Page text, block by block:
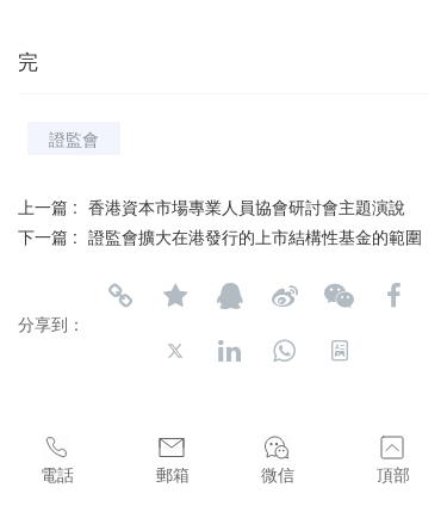
電話 郵箱 微信 頂部
完
證監會
上一篇 : 香港資本市場專業人員協會研討會主題演說
下一篇 : 證監會擴大在港發行的上市結構性基金的範圍
分享到：
長按可識別並與朋友分享